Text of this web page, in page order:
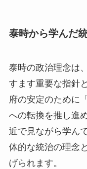
泰時から学んだ
泰時の政治理念は
すます重要な指針
府の安定のために
への転換を推し進
近で見ながら学ん
体的な統治の理念
げられます。